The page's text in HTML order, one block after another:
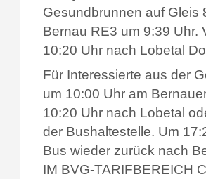
Gesundbrunnen auf Gleis
Bernau RE3 um 9:39 Uhr.
10:20 Uhr nach Lobetal
Für Interessierte aus der
um 10:00 Uhr am
10:20 Uhr nach Lobetal
der Bushaltestelle. Um
Bus wieder zurück nach
IM BVG-TARIFBEREICH